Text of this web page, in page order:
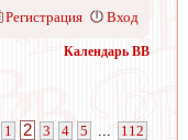
Регистрация Вход
Календарь ВВ
1 2 3 4 5 112